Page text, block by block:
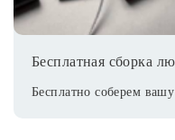
Бесплатная сборка
Бесплатно соберем